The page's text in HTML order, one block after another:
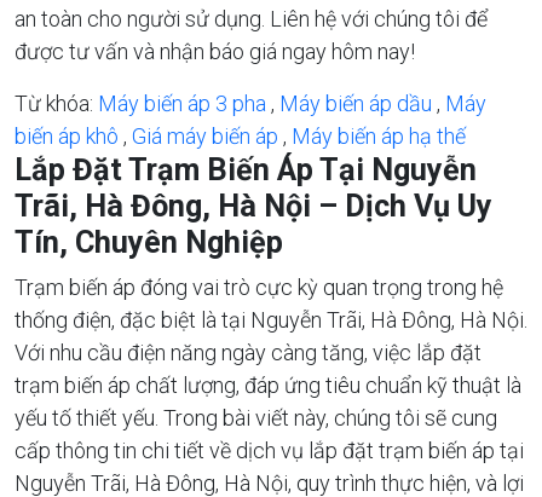
an toàn cho người sử dụng. Liên hệ với chúng tôi để
được tư vấn và nhận báo giá ngay hôm nay!
Từ khóa: Máy biến áp 3 pha , Máy biến áp dầu , Máy
biến áp khô , Giá máy biến áp , Máy biến áp hạ thế
Lắp Đặt Trạm Biến Áp Tại Nguyễn
Trãi, Hà Đông, Hà Nội – Dịch Vụ Uy
Tín, Chuyên Nghiệp
Trạm biến áp đóng vai trò cực kỳ quan trọng trong hệ
thống điện, đặc biệt là tại Nguyễn Trãi, Hà Đông, Hà Nội.
Với nhu cầu điện năng ngày càng tăng, việc lắp đặt
trạm biến áp chất lượng, đáp ứng tiêu chuẩn kỹ thuật là
yếu tố thiết yếu. Trong bài viết này, chúng tôi sẽ cung
cấp thông tin chi tiết về dịch vụ lắp đặt trạm biến áp tại
Nguyễn Trãi, Hà Đông, Hà Nội, quy trình thực hiện, và lợi